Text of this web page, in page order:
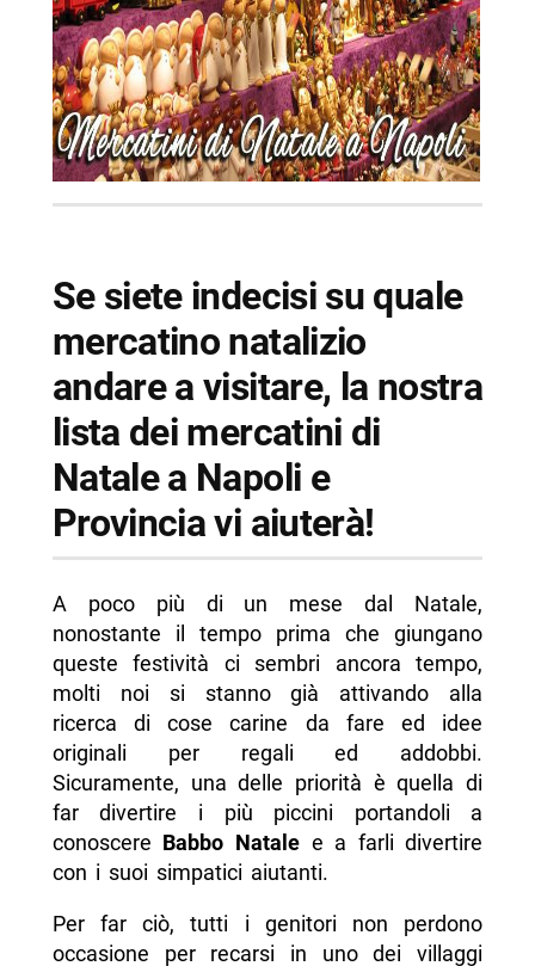
Se siete indecisi su quale
mercatino natalizio
andare a visitare, la nostra
lista dei mercatini di
Natale a Napoli e
Provincia vi aiuterà!
A poco più di un mese dal Natale,
nonostante il tempo prima che giungano
queste festività ci sembri ancora tempo,
molti noi si stanno già attivando alla
ricerca di cose carine da fare ed idee
originali per regali ed addobbi.
Sicuramente, una delle priorità è quella di
far divertire i più piccini portandoli a
conoscere Babbo Natalee a farli divertire
con i suoi simpatici aiutanti.
Per far ciò, tutti i genitori non perdono
occasione per recarsi in uno dei villaggi